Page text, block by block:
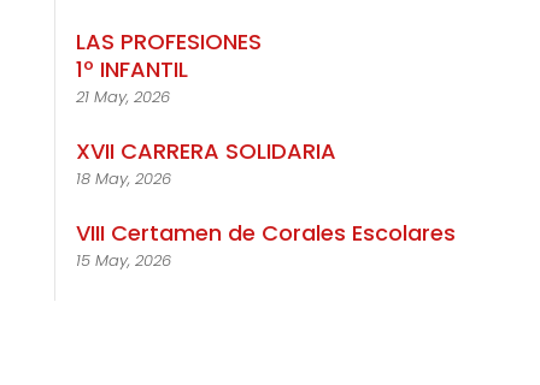
LAS PROFESIONES
1º INFANTIL
21 May, 2026
XVII CARRERA SOLIDARIA
18 May, 2026
VIII Certamen de Corales Escolares
15 May, 2026